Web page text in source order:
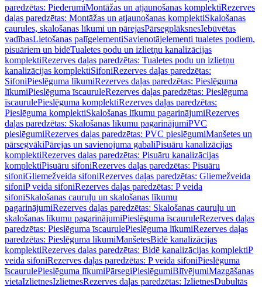
paredzētas: PiederumiMontāžas un atjaunošanas komplektiRezerves
daļas paredzētas: Montāžas un atjaunošanas komplektiSkalošanas
caurules, skalošanas līkumi un pārejasPārsegplāksnesIebūvētas
vadībasLietošanas palīgelementiSavienotājelementi tualetes podiem,
pisuāriem un bidēTualetes podu un izlietņu kanalizācijas
komplektiRezerves daļas paredzētas: Tualetes podu un izlietņu
kanalizācijas komplektiSifoniRezerves daļas paredzētas:
SifoniPieslēguma līkumiRezerves daļas paredzētas: Pieslēguma
līkumiPieslēguma īscauruleRezerves daļas paredzētas: Pieslēguma
īscaurulePieslēguma komplektiRezerves daļas paredzētas:
Pieslēguma komplektiSkalošanas līkumu pagarinājumiRezerves
daļas paredzētas: Skalošanas līkumu pagarinājumiPVC
pieslēgumiRezerves daļas paredzētas: PVC pieslēgumiManšetes un
pārsegvākiPārejas un savienojuma gabaliPisuāru kanalizācijas
komplektiRezerves daļas paredzētas: Pisuāru kanalizācijas
komplektiPisuāru sifoniRezerves daļas paredzētas: Pisuāru
sifoniGliemežveida sifoniRezerves daļas paredzētas: Gliemežveida
sifoniP veida sifoniRezerves daļas paredzētas: P veida
sifoniSkalošanas cauruļu un skalošanas līkumu
pagarinājumiRezerves daļas paredzētas: Skalošanas cauruļu un
skalošanas līkumu pagarinājumiPieslēguma īscauruleRezerves daļas
paredzētas: Pieslēguma īscaurulePieslēguma līkumiRezerves daļas
paredzētas: Pieslēguma līkumiManšetesBidē kanalizācijas
komplektiRezerves daļas paredzētas: Bidē kanalizācijas komplektiP
veida sifoniRezerves daļas paredzētas: P veida sifoniPieslēguma
īscaurulePieslēguma līkumiPārsegiPieslēgumiBlīvējumiMazgāšanas
vietaIzlietnesIzlietnesRezerves daļas paredzētas: IzlietnesDubultās